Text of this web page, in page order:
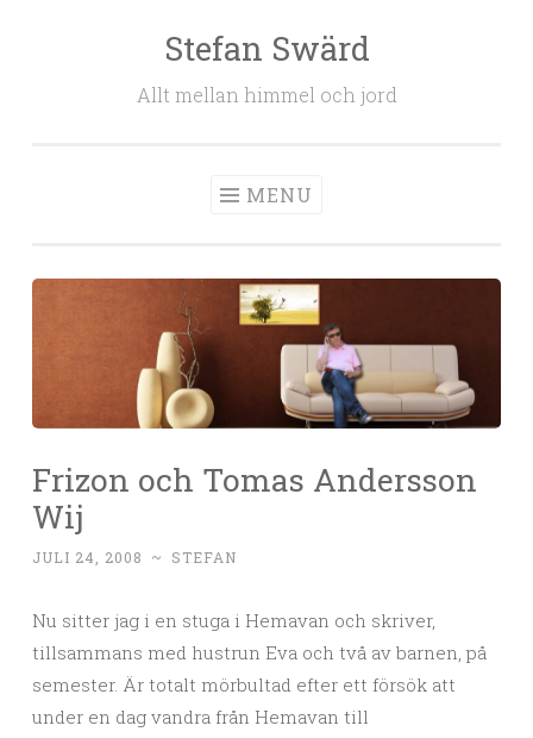
Stefan Swärd
Allt mellan himmel och jord
MENU
Frizon och Tomas Andersson
Wij
JULI 24, 2008 ~ STEFAN
Nu sitter jag i en stuga i Hemavan och skriver,
tillsammans med hustrun Eva och två av barnen, på
semester. Är totalt mörbultad efter ett försök att
under en dag vandra från Hemavan till